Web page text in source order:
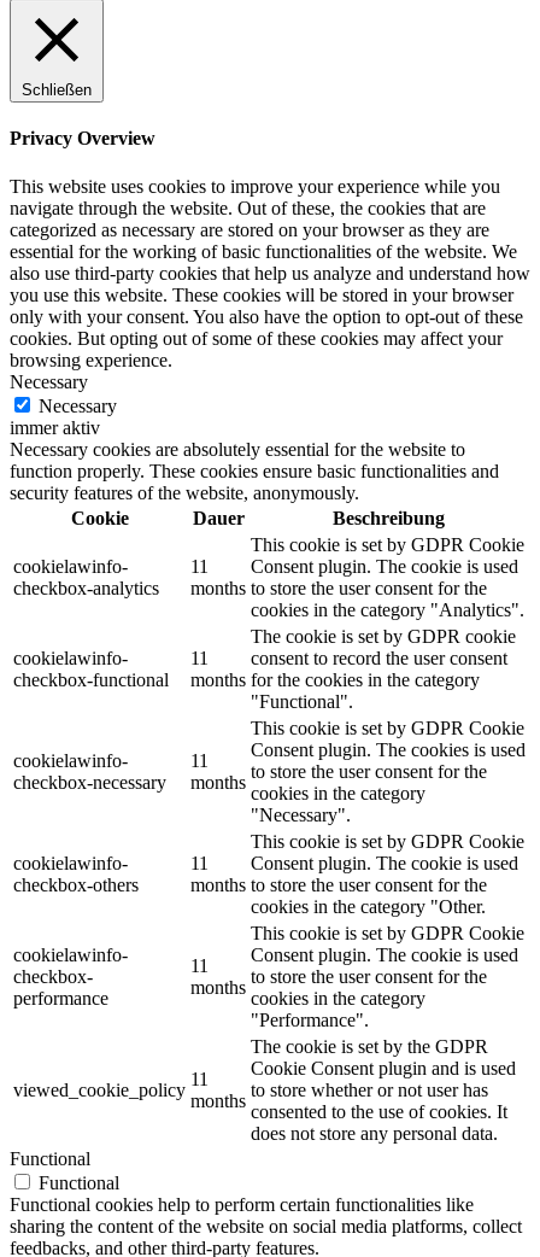
Schließen
Privacy Overview
This website uses cookies to improve your experience while you
navigate through the website. Out of these, the cookies that are
categorized as necessary are stored on your browser as they are
essential for the working of basic functionalities of the website. We
also use third-party cookies that help us analyze and understand how
you use this website. These cookies will be stored in your browser
only with your consent. You also have the option to opt-out of these
cookies. But opting out of some of these cookies may affect your
browsing experience.
Necessary
Necessary
immer aktiv
Necessary cookies are absolutely essential for the website to
function properly. These cookies ensure basic functionalities and
security features of the website, anonymously.
Cookie
Dauer Beschreibung
cookielawinfo-
checkbox-analytics
11
months
This cookie is set by GDPR Cookie
Consent plugin. The cookie is used
to store the user consent for the
cookies in the category "Analytics".
cookielawinfo-
checkbox-functional
11
months
The cookie is set by GDPR cookie
consent to record the user consent
for the cookies in the category
"Functional".
cookielawinfo-
checkbox-necessary
11
months
This cookie is set by GDPR Cookie
Consent plugin. The cookies is used
to store the user consent for the
cookies in the category
"Necessary".
cookielawinfo-
checkbox-others
11
months
This cookie is set by GDPR Cookie
Consent plugin. The cookie is used
to store the user consent for the
cookies in the category "Other.
cookielawinfo-
checkbox-
performance
11
months
This cookie is set by GDPR Cookie
Consent plugin. The cookie is used
to store the user consent for the
cookies in the category
"Performance".
viewed_cookie_policy
11
months
The cookie is set by the GDPR
Cookie Consent plugin and is used
to store whether or not user has
consented to the use of cookies. It
does not store any personal data.
Functional
Functional
Functional cookies help to perform certain functionalities like
sharing the content of the website on social media platforms, collect
feedbacks, and other third-party features.